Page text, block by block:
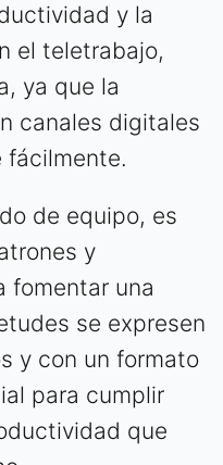
y la
el teletrabajo,
ya que la
canales digitales
fácilmente.
de equipo, es
y
fomentar una
se expresen
y con un formato
para cumplir
que